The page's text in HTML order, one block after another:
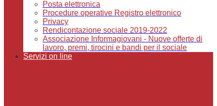
Posta elettronica
Procedure operative Registro elettronico
Privacy
Rendicontazione sociale 2019-2022
Associazione Informagiovani - Nuove offerte di
lavoro, premi, tirocini e bandi per il sociale
Servizi on line